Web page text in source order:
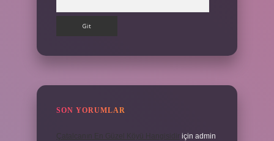
SON YORUMLAR
için admin